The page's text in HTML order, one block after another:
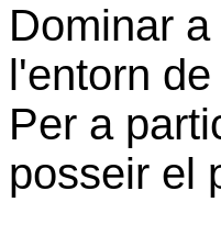
Dominar
l'entorn
Per a
posseir el